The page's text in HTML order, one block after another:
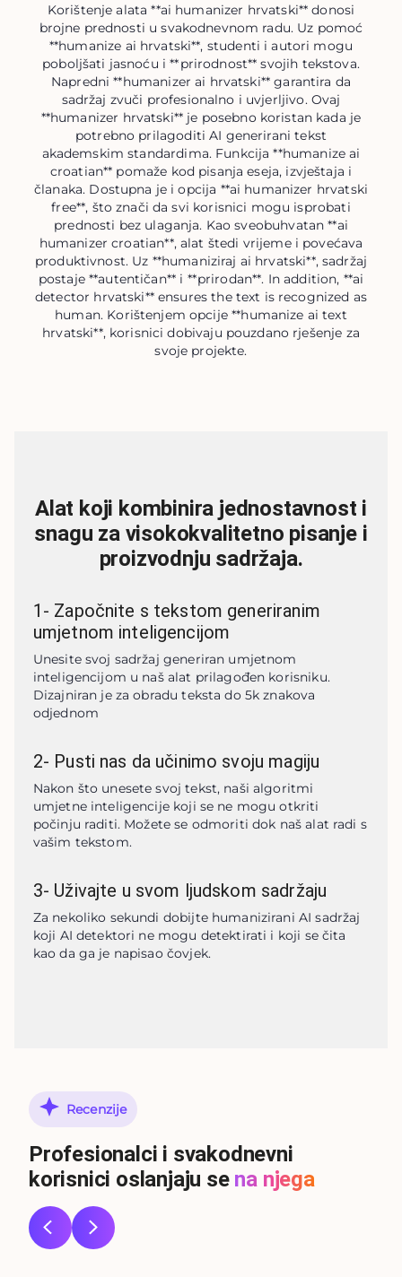
Korištenje alata **ai humanizer hrvatski** donosi
brojne prednosti u svakodnevnom radu. Uz pomoć
**humanize ai hrvatski**, studenti i autori mogu
poboljšati jasnoću i **prirodnost** svojih tekstova.
Napredni **humanizer ai hrvatski** garantira da
sadržaj zvuči profesionalno i uvjerljivo. Ovaj
**humanizer hrvatski** je posebno koristan kada je
potrebno prilagoditi AI generirani tekst
akademskim standardima. Funkcija **humanize ai
croatian** pomaže kod pisanja eseja, izvještaja i
članaka. Dostupna je i opcija **ai humanizer hrvatski
free**, što znači da svi korisnici mogu isprobati
prednosti bez ulaganja. Kao sveobuhvatan **ai
humanizer croatian**, alat štedi vrijeme i povećava
produktivnost. Uz **humaniziraj ai hrvatski**, sadržaj
postaje **autentičan** i **prirodan**. In addition, **ai
detector hrvatski** ensures the text is recognized as
human. Korištenjem opcije **humanize ai text
hrvatski**, korisnici dobivaju pouzdano rješenje za
svoje projekte.
Alat koji kombinira jednostavnost i
snagu za visokokvalitetno pisanje i
proizvodnju sadržaja.
1 - Započnite s tekstom generiranim
umjetnom inteligencijom
Unesite svoj sadržaj generiran umjetnom
inteligencijom u naš alat prilagođen korisniku.
Dizajniran je za obradu teksta do 5k znakova
odjednom
2- Pusti nas da učinimo svoju magiju
Nakon što unesete svoj tekst, naši algoritmi
umjetne inteligencije koji se ne mogu otkriti
počinju raditi. Možete se odmoriti dok naš alat radi s
vašim tekstom.
3- Uživajte u svom ljudskom sadržaju
Za nekoliko sekundi dobijte humanizirani AI sadržaj
koji AI detektori ne mogu detektirati i koji se čita
kao da ga je napisao čovjek.
Recenzije
Profesionalci i svakodnevni
korisnici oslanjaju se na njega